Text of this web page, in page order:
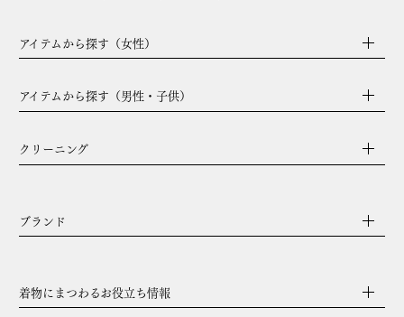
アイテムから探す（女性）
アイテムから探す（男性・子供）
クリーニング
ブランド
着物にまつわるお役立ち情報